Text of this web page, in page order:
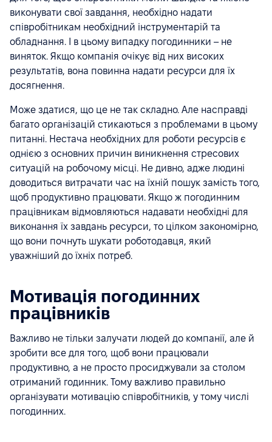
виконувати свої завдання, необхідно надати
співробітникам необхідний інструментарій та
обладнання. І в цьому випадку погодинники – не
виняток. Якщо компанія очікує від них високих
результатів, вона повинна надати ресурси для їх
досягнення.
Може здатися, що це не так складно. Але насправді
багато організацій стикаються з проблемами в цьому
питанні. Нестача необхідних для роботи ресурсів є
однією з основних причин виникнення стресових
ситуацій на робочому місці. Не дивно, адже людині
доводиться витрачати час на їхній пошук замість того,
щоб продуктивно працювати. Якщо ж погодинним
працівникам відмовляються надавати необхідні для
виконання їх завдань ресурси, то цілком закономірно,
що вони почнуть шукати роботодавця, який
уважніший до їхніх потреб.
Мотивація погодинних
працівників
Важливо не тільки залучати людей до компанії, але й
зробити все для того, щоб вони працювали
продуктивно, а не просто просиджували за столом
отриманий годинник. Тому важливо правильно
організувати мотивацію співробітників, у тому числі
погодинних.